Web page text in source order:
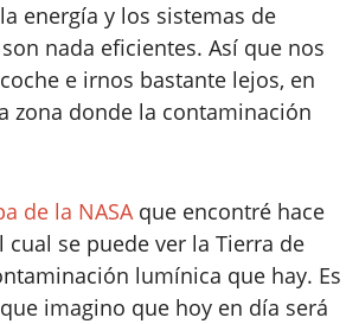
energía y los sistemas de
nada eficientes. Así que nos
e irnos bastante lejos, en
zona donde la contaminación
de la NASA que encontré hace
cual se puede ver la Tierra de
lumínica que hay. Es
imagino que hoy en día será